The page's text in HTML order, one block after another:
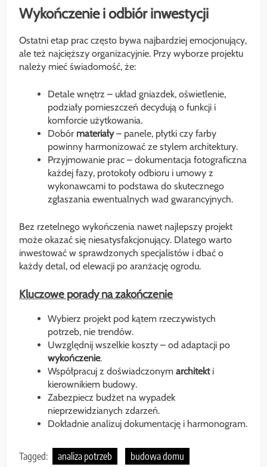
Wykończenie i odbiór inwestycji
Ostatni etap prac często bywa najbardziej emocjonujący,
ale też najcięższy organizacyjnie. Przy wyborze projektu
należy mieć świadomość, że:
Detale wnętrz – układ gniazdek, oświetlenie,
podziały pomieszczeń decydują o funkcji i
komforcie użytkowania.
Dobór materiały– panele, płytki czy farby
powinny harmonizować ze stylem architektury.
Przyjmowanie prac – dokumentacja fotograficzna
każdej fazy, protokoły odbioru i umowy z
wykonawcami to podstawa do skutecznego
zgłaszania ewentualnych wad gwarancyjnych.
Bez rzetelnego wykończenia nawet najlepszy projekt
może okazać się niesatysfakcjonujący. Dlatego warto
inwestować w sprawdzonych specjalistów i dbać o
każdy detal, od elewacji po aranżację ogrodu.
Kluczowe porady na zakończenie
Wybierz projekt pod kątem rzeczywistych
potrzeb, nie trendów.
Uwzględnij wszelkie koszty – od adaptacji po
wykończenie.
Współpracuj z doświadczonym architekti
kierownikiem budowy.
Zabezpiecz budżet na wypadek
nieprzewidzianych zdarzeń.
Dokładnie analizuj dokumentację i harmonogram.
Tagged: analiza potrzeb
budowa domu